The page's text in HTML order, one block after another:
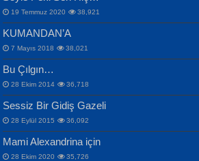
İPEK ACAR SERT
Gazze’nin Şecaati, Ümmetin İmtihanı...
Selahattin Yıldız
İdrakimle Üşürken...
ERDEM BAYAZIT
Sana, Bana, Vatanıma, Ülkemin
İnsanlarına Dair...
19 Temmuz 2020 38,921
KUMANDAN’A
7 Mayıs 2018 38,021
Bu Çılgın…
28 Ekim 2014 36,718
Sessiz Bir Gidiş Gazeli
28 Eylül 2015 36,092
Mami Alexandrina için
28 Ekim 2020 35,726